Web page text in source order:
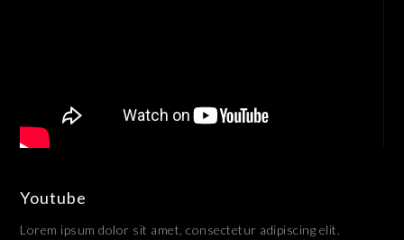
Youtube
Lorem ipsum dolor sit amet, consectetur adipiscing elit.